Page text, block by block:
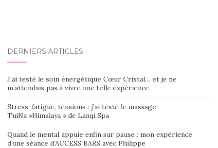
DERNIERS ARTICLES
J’ai testé le soin énergétique Cœur Cristal… et je ne
m’attendais pas à vivre une telle expérience
Stress, fatigue, tensions : j’ai testé le massage
TuiNa »Himalaya » de Lanqi Spa
Quand le mental appuie enfin sur pause : mon expérience
d’une séance d’ACCESS BARS avec Philippe